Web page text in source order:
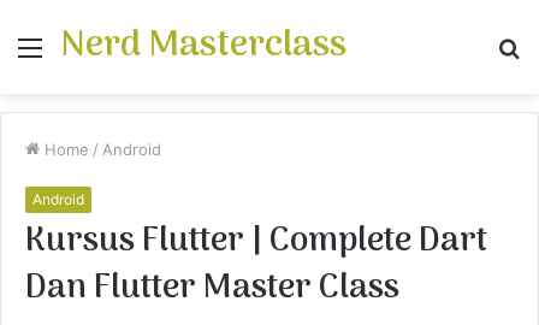
Menu
Nerd Masterclass
Home / Android
Android
Kursus Flutter | Complete Dart
Dan Flutter Master Class